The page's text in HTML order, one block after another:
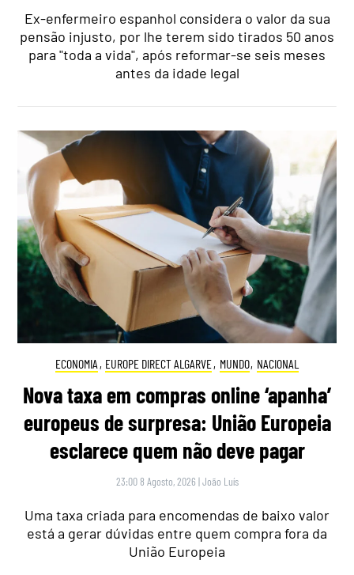
Ex-enfermeiro espanhol considera o valor da sua
pensão injusto, por lhe terem sido tirados 50 anos
para "toda a vida", após reformar-se seis meses
antes da idade legal
ECONOMIA , EUROPE DIRECT ALGARVE, MUNDO, NACIONAL
Nova taxa em compras online ‘apanha’
europeus de surpresa: União Europeia
esclarece quem não deve pagar
23:00 8 Agosto, 2026 |João Luís
Uma taxa criada para encomendas de baixo valor
está a gerar dúvidas entre quem compra fora da
União Europeia